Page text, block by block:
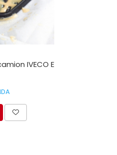
IVECO EUROCARGO 160